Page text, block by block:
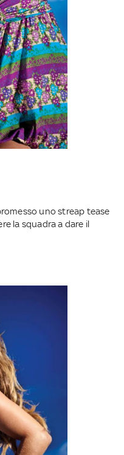
uno streap tease
la squadra a dare il